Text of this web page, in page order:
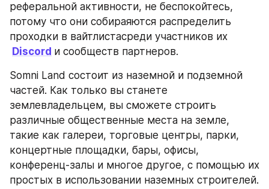
реферальной активности, не беспокойтесь,
потому что они собираяются распределить
проходки в вайтлистасреди участников их
Discord и сообществ партнеров.
Somni Land состоит из наземной и подземной
частей. Как только вы станете
землевладельцем, вы сможете строить
различные общественные места на земле,
такие как галереи, торговые центры, парки,
концертные площадки, бары, офисы,
конференц-залы и многое другое, с помощью их
простых в использовании наземных строителей.